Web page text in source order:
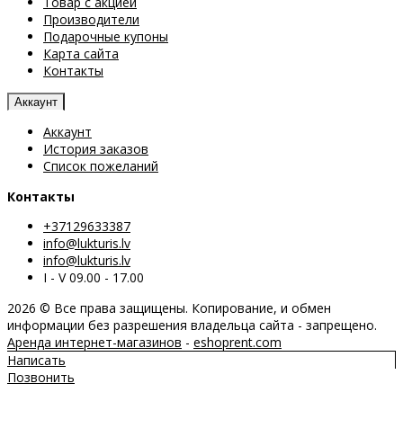
Производители
Подарочные купоны
Карта сайта
Контакты
Аккаунт
Аккаунт
История заказов
Список пожеланий
Контакты
+37129633387
info@lukturis.lv
info@lukturis.lv
I - V 09.00 - 17.00
2026 © Все права защищены. Копирование, и обмен
информации без разрешения владельца сайта - запрещено.
Аренда интернет-магазинов - eshoprent.com
Написать
Позвонить